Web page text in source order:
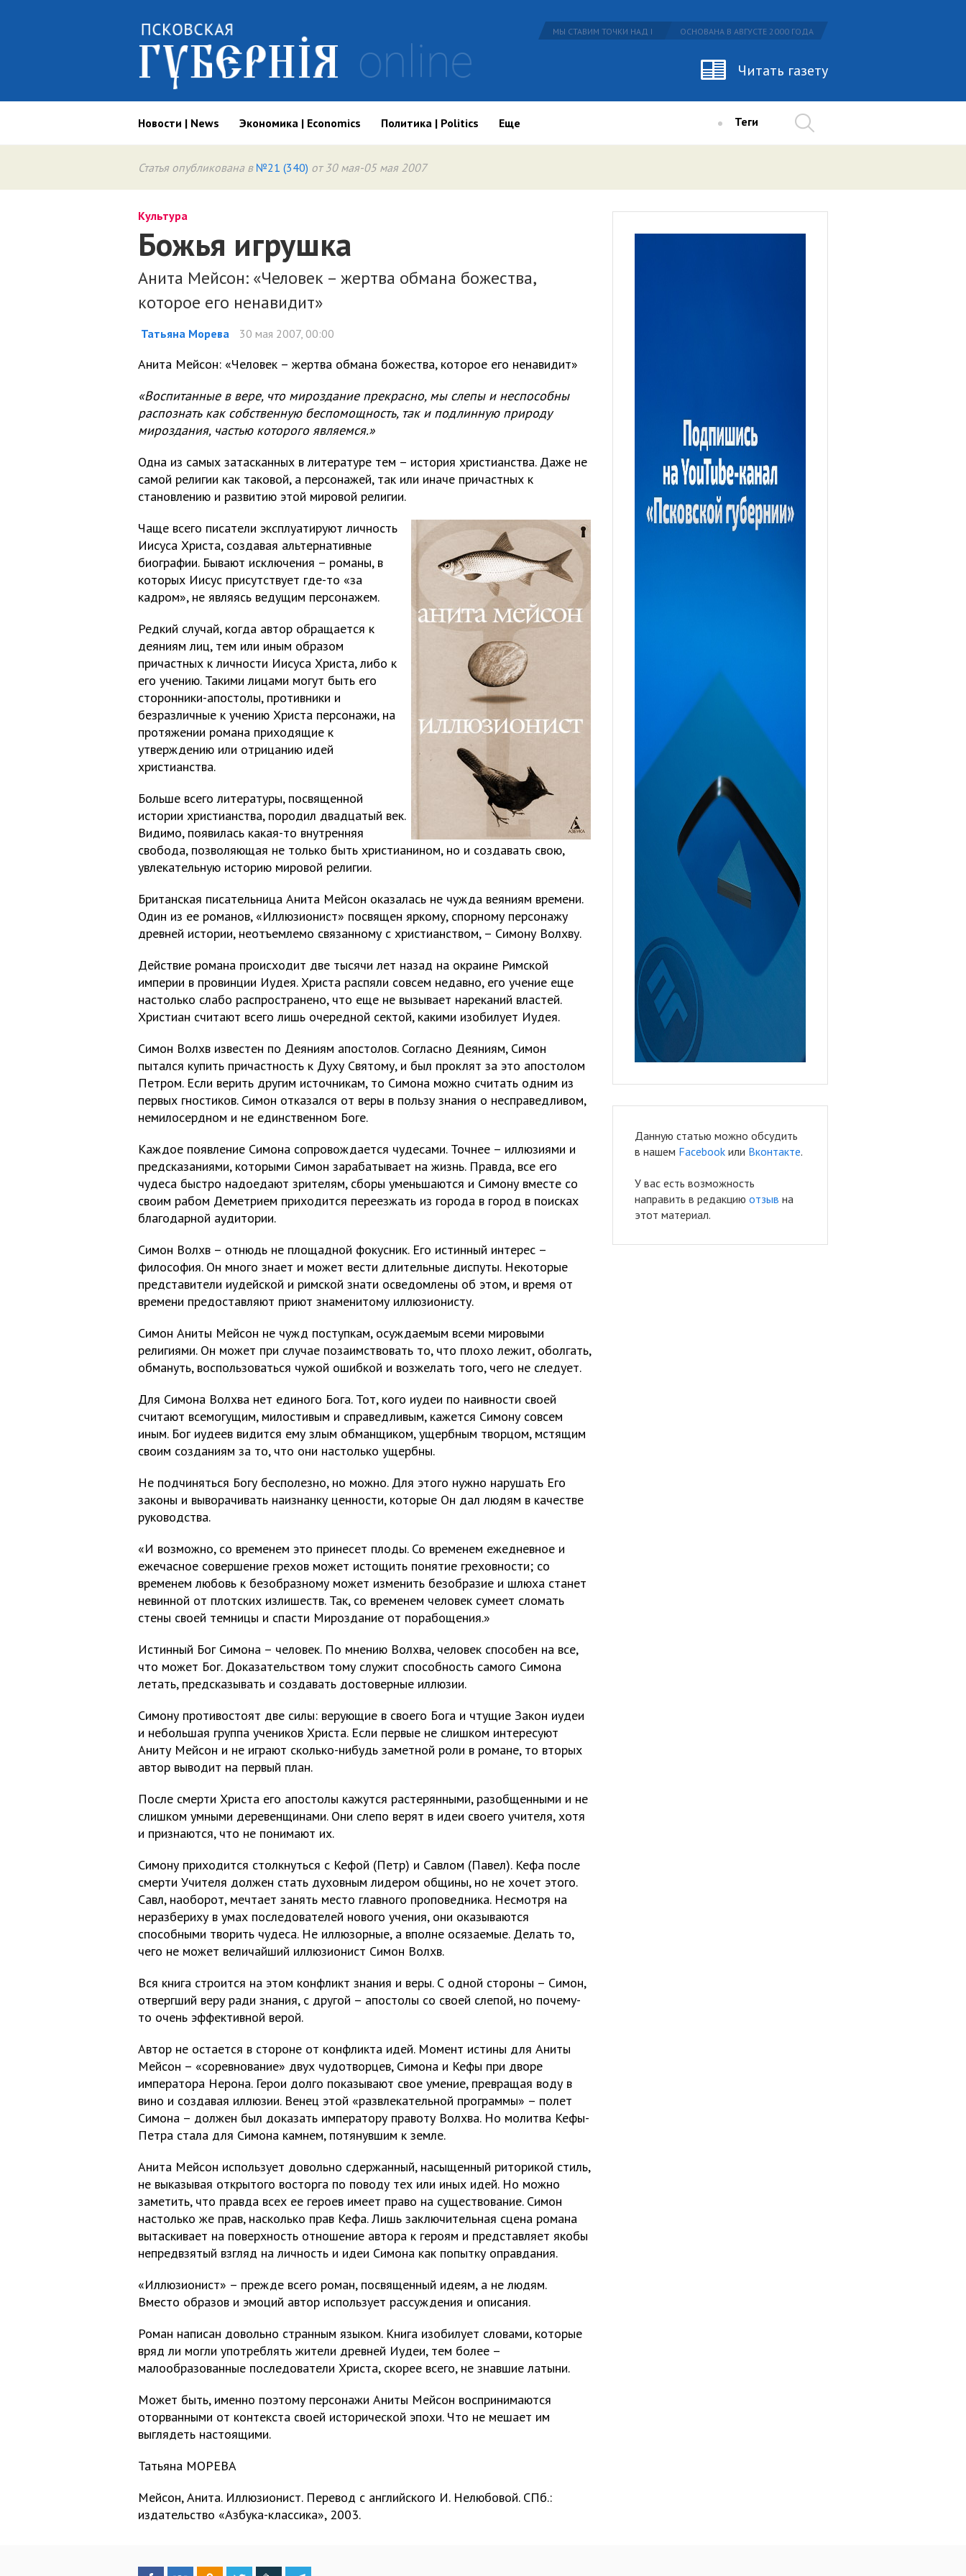
МЫ СТАВИМ ТОЧКИ НАД I ОСНОВАНА В АВГУСТЕ 2000 ГОДА
Читать газету
Новости | News Экономика | Economics Политика | Politics Еще Теги
Статья опубликована в №21 (340) от 30 мая-05 мая 2007
Культура
Божья игрушка
Анита Мейсон: «Человек – жертва обмана божества,
которое его ненавидит»
Татьяна Морева 30 мая 2007, 00:00
Анита Мейсон: «Человек – жертва обмана божества, которое его ненавидит»
«Воспитанные в вере, что мироздание прекрасно, мы слепы и неспособны
распознать как собственную беспомощность, так и подлинную природу
мироздания, частью которого являемся.»
Одна из самых затасканных в литературе тем – история христианства. Даже не
самой религии как таковой, а персонажей, так или иначе причастных к
становлению и развитию этой мировой религии.
Чаще всего писатели эксплуатируют личность
Иисуса Христа, создавая альтернативные
биографии. Бывают исключения – романы, в
которых Иисус присутствует где-то «за
кадром», не являясь ведущим персонажем.
Редкий случай, когда автор обращается к
деяниям лиц, тем или иным образом
причастных к личности Иисуса Христа, либо к
его учению. Такими лицами могут быть его
сторонники-апостолы, противники и
безразличные к учению Христа персонажи, на
протяжении романа приходящие к
утверждению или отрицанию идей
христианства.
Больше всего литературы, посвященной
истории христианства, породил двадцатый век.
Видимо, появилась какая-то внутренняя
свобода, позволяющая не только быть христианином, но и создавать свою,
увлекательную историю мировой религии.
Британская писательница Анита Мейсон оказалась не чужда веяниям времени.
Один из ее романов, «Иллюзионист» посвящен яркому, спорному персонажу
древней истории, неотъемлемо связанному с христианством, – Симону Волхву.
Действие романа происходит две тысячи лет назад на окраине Римской
империи в провинции Иудея. Христа распяли совсем недавно, его учение еще
настолько слабо распространено, что еще не вызывает нареканий властей.
Христиан считают всего лишь очередной сектой, какими изобилует Иудея.
Симон Волхв известен по Деяниям апостолов. Согласно Деяниям, Симон
пытался купить причастность к Духу Святому, и был проклят за это апостолом
Петром. Если верить другим источникам, то Симона можно считать одним из
первых гностиков. Симон отказался от веры в пользу знания о несправедливом,
немилосердном и не единственном Боге.
Каждое появление Симона сопровождается чудесами. Точнее – иллюзиями и
предсказаниями, которыми Симон зарабатывает на жизнь. Правда, все его
чудеса быстро надоедают зрителям, сборы уменьшаются и Симону вместе со
своим рабом Деметрием приходится переезжать из города в город в поисках
благодарной аудитории.
Симон Волхв – отнюдь не площадной фокусник. Его истинный интерес –
философия. Он много знает и может вести длительные диспуты. Некоторые
представители иудейской и римской знати осведомлены об этом, и время от
времени предоставляют приют знаменитому иллюзионисту.
Симон Аниты Мейсон не чужд поступкам, осуждаемым всеми мировыми
религиями. Он может при случае позаимствовать то, что плохо лежит, оболгать,
обмануть, воспользоваться чужой ошибкой и возжелать того, чего не следует.
Для Симона Волхва нет единого Бога. Тот, кого иудеи по наивности своей
считают всемогущим, милостивым и справедливым, кажется Симону совсем
иным. Бог иудеев видится ему злым обманщиком, ущербным творцом, мстящим
своим созданиям за то, что они настолько ущербны.
Не подчиняться Богу бесполезно, но можно. Для этого нужно нарушать Его
законы и выворачивать наизнанку ценности, которые Он дал людям в качестве
руководства.
«И возможно, со временем это принесет плоды. Со временем ежедневное и
ежечасное совершение грехов может истощить понятие греховности; со
временем любовь к безобразному может изменить безобразие и шлюха станет
невинной от плотских излишеств. Так, со временем человек сумеет сломать
стены своей темницы и спасти Мироздание от порабощения.»
Истинный Бог Симона – человек. По мнению Волхва, человек способен на все,
что может Бог. Доказательством тому служит способность самого Симона
летать, предсказывать и создавать достоверные иллюзии.
Симону противостоят две силы: верующие в своего Бога и чтущие Закон иудеи
и небольшая группа учеников Христа. Если первые не слишком интересуют
Аниту Мейсон и не играют сколько-нибудь заметной роли в романе, то вторых
автор выводит на первый план.
После смерти Христа его апостолы кажутся растерянными, разобщенными и не
слишком умными деревенщинами. Они слепо верят в идеи своего учителя, хотя
и признаются, что не понимают их.
Симону приходится столкнуться с Кефой (Петр) и Савлом (Павел). Кефа после
смерти Учителя должен стать духовным лидером общины, но не хочет этого.
Савл, наоборот, мечтает занять место главного проповедника. Несмотря на
неразбериху в умах последователей нового учения, они оказываются
способными творить чудеса. Не иллюзорные, а вполне осязаемые. Делать то,
чего не может величайший иллюзионист Симон Волхв.
Вся книга строится на этом конфликт знания и веры. С одной стороны – Симон,
отвергший веру ради знания, с другой – апостолы со своей слепой, но почему-
то очень эффективной верой.
Автор не остается в стороне от конфликта идей. Момент истины для Аниты
Мейсон – «соревнование» двух чудотворцев, Симона и Кефы при дворе
императора Нерона. Герои долго показывают свое умение, превращая воду в
вино и создавая иллюзии. Венец этой «развлекательной программы» – полет
Симона – должен был доказать императору правоту Волхва. Но молитва Кефы-
Петра стала для Симона камнем, потянувшим к земле.
Анита Мейсон использует довольно сдержанный, насыщенный риторикой стиль,
не выказывая открытого восторга по поводу тех или иных идей. Но можно
заметить, что правда всех ее героев имеет право на существование. Симон
настолько же прав, насколько прав Кефа. Лишь заключительная сцена романа
вытаскивает на поверхность отношение автора к героям и представляет якобы
непредвзятый взгляд на личность и идеи Симона как попытку оправдания.
«Иллюзионист» – прежде всего роман, посвященный идеям, а не людям.
Вместо образов и эмоций автор использует рассуждения и описания.
Роман написан довольно странным языком. Книга изобилует словами, которые
вряд ли могли употреблять жители древней Иудеи, тем более –
малообразованные последователи Христа, скорее всего, не знавшие латыни.
Может быть, именно поэтому персонажи Аниты Мейсон воспринимаются
оторванными от контекста своей исторической эпохи. Что не мешает им
выглядеть настоящими.
Татьяна МОРЕВА
Мейсон, Анита. Иллюзионист. Перевод с английского И. Нелюбовой. СПб.:
издательство «Азбука-классика», 2003.
Данную статью можно обсудить
в нашем Facebook или Вконтакте.
У вас есть возможность
направить в редакцию отзыв на
этот материал.